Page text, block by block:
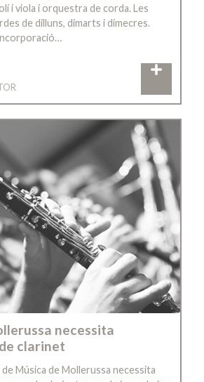
i viola i orquestra de corda. Les
de dilluns, dimarts i dimecres.
necessita
clarinet
de Música de Mollerussa necessita